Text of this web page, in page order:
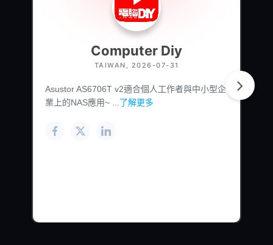
Computer Diy
TAIWAN, 2026-07-31
Asustor AS6706T v2適合個人工作者與中小型企
業上的NAS應用~ ... 了解更多